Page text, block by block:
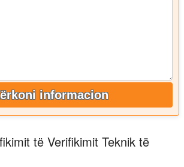
informacion
të Verifikimit Teknik të